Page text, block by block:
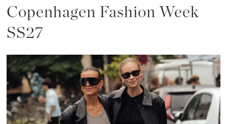
Copenhagen Fashion Week
SS27